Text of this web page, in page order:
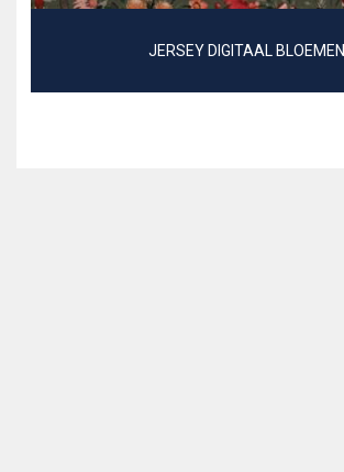
JERSEY DIGITAAL BLOEMEN